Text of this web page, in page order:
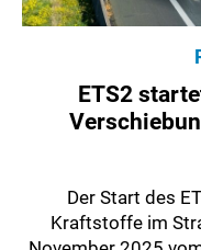
ETS2
Der Start des
Kraftstoffe im